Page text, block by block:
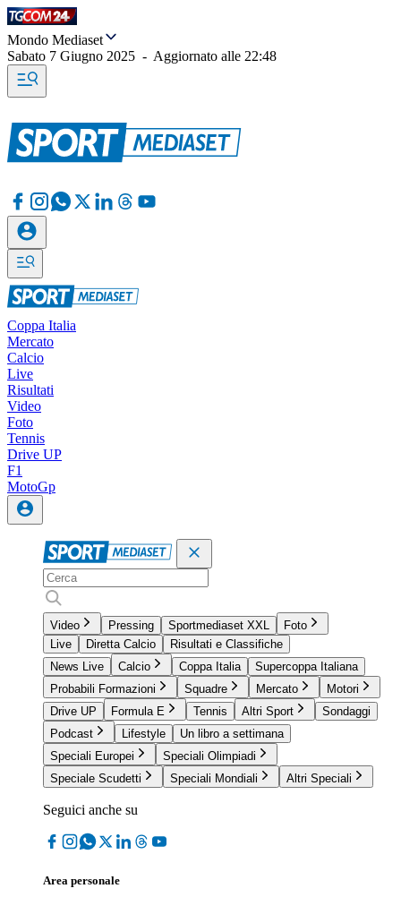
Mondo Mediaset
Sabato 7 Giugno 2025 - Aggiornato alle 22:48
Coppa Italia
Mercato
Calcio
Live
Risultati
Video
Foto
Tennis
Drive UP
F1
MotoGp
Video Pressing Sportmediaset XXL
Foto
Live
Diretta Calcio
Risultati e Classifiche
News Live
Calcio Coppa Italia
Supercoppa Italiana
Probabili Formazioni
Squadre Mercato
Motori
Drive UP
Formula E Tennis Altri Sport
Sondaggi
Podcast
Lifestyle
Un libro a settimana
Speciali Europei
Speciali Olimpiadi
Speciale Scudetti
Speciali Mondiali Altri Speciali
Seguici anche su
Area personale